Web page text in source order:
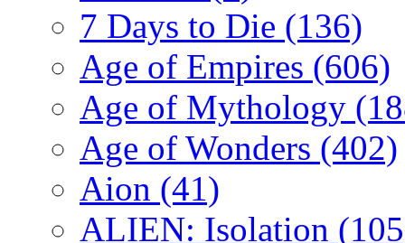
7 Days to Die (136)
Age of Empires (606)
Age of Mythology
Age of Wonders (402)
Aion (41)
ALIEN: Isolation